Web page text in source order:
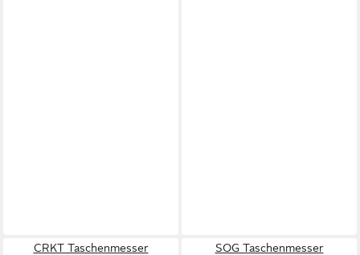
CRKT Taschenmesser
SOG Taschenmesser